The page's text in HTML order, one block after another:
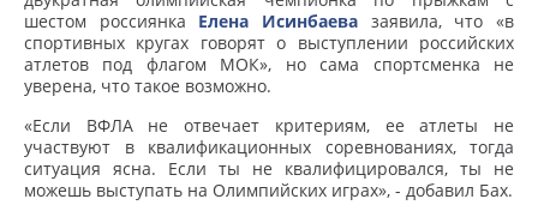
шестом россиянка Елена Исинбаева заявила, что «в
спортивных кругах говорят о выступлении российских
атлетов под флагом МОК», но сама спортсменка не
уверена, что такое возможно.
«Если ВФЛА не отвечает критериям, ее атлеты не
участвуют в квалификационных соревнованиях, тогда
ситуация ясна. Если ты не квалифицировался, ты не
можешь выступать на Олимпийских играх», - добавил Бах.